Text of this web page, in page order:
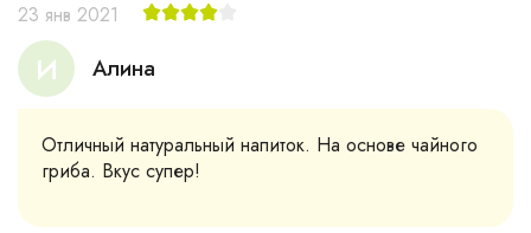
И Алина
23 янв 2021
Отличный натуральный напиток. На основе чайного
гриба. Вкус супер!